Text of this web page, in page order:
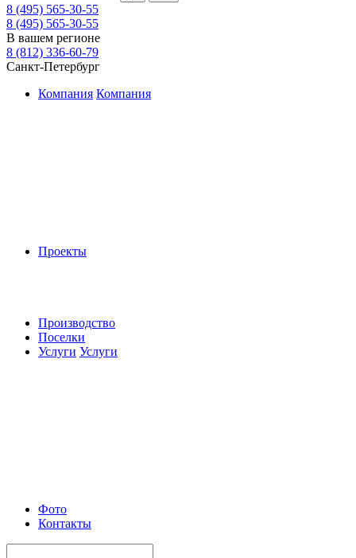
8 (495) 565-30-55
8 (495) 565-30-55
В вашем регионе
8 (812) 336-60-79
Санкт-Петербург
Компания Компания
Проекты
Производство
Поселки
Услуги Услуги
Фото
Контакты